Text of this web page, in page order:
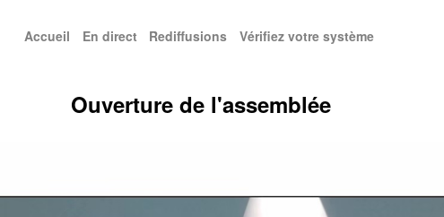
Accueil En direct Rediffusions Vérifiez votre système
Ouverture de l'assemblée